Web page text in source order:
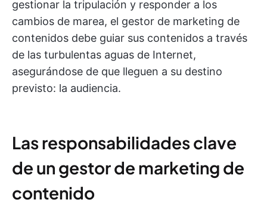
gestionar la tripulación y responder a los
cambios de marea, el gestor de marketing de
contenidos debe guiar sus contenidos a través
de las turbulentas aguas de Internet,
asegurándose de que lleguen a su destino
previsto: la audiencia.
Las responsabilidades clave
de un gestor de marketing de
contenido